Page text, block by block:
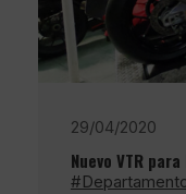
29/04/2020
Nuevo VTR